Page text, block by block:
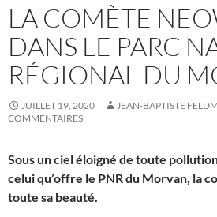
LA COMÈTE
DANS LE PARC
RÉGIONAL DU
JUILLET 19, 2020 JEAN-BAPTISTE
COMMENTAIRES
Sous un ciel éloigné de toute
celui qu’offre le PNR du Morvan, la
toute sa beauté.